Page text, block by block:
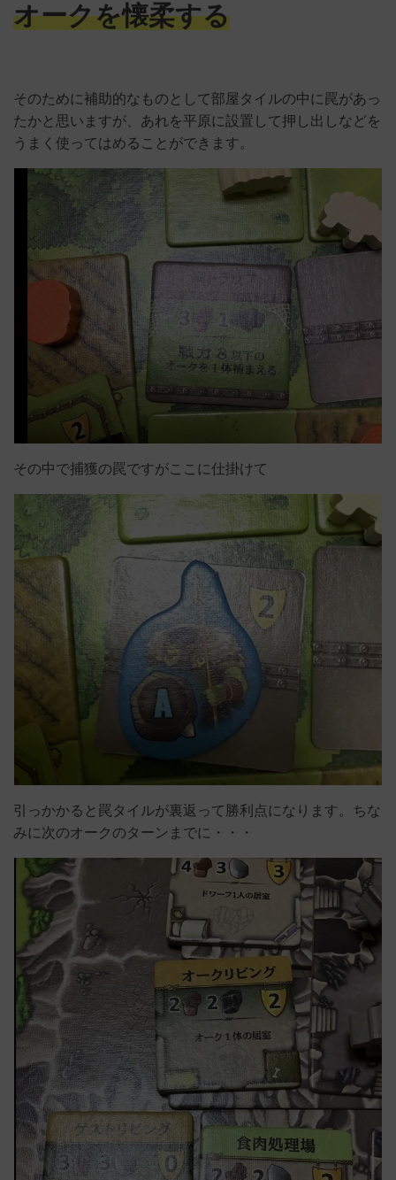
オークを懐柔する
そのために補助的なものとして部屋タイルの中に罠があっ
たかと思いますが、あれを平原に設置して押し出しなどを
うまく使ってはめることができます。
その中で捕獲の罠ですがここに仕掛けて
引っかかると罠タイルが裏返って勝利点になります。ちな
みに次のオークのターンまでに・・・